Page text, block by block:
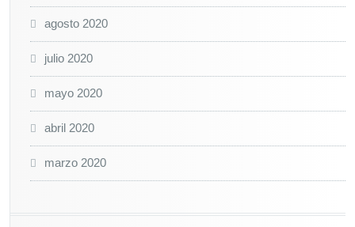
agosto 2020
julio 2020
mayo 2020
abril 2020
marzo 2020